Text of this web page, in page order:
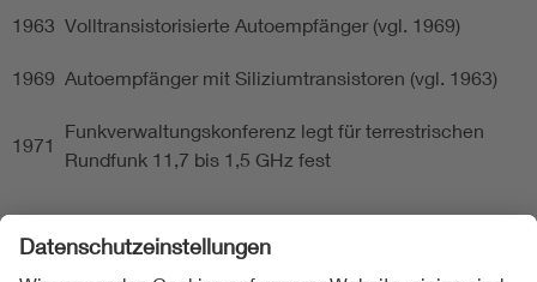
1963 Volltransistorisierte Autoempfänger (vgl. 1969)
1969 Autoempfänger mit Siliziumtransistoren (vgl. 1963)
1971
Funkverwaltungskonferenz legt für terrestrischen
Rundfunk 11,7 bis 1,5 GHz fest